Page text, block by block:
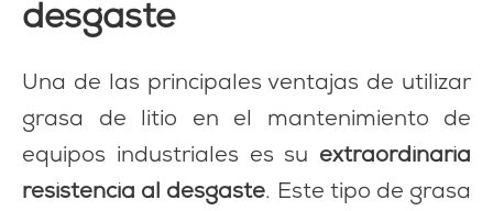
desgaste
Una de las principales ventajas de utilizar
grasa de litio en el mantenimiento de
equipos industriales es su extraordinaria
resistencia al desgaste. Este tipo de grasa